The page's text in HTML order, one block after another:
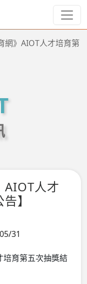
網》AIOT人才培育第
AIOT人才
】
31
育第五次抽獎結